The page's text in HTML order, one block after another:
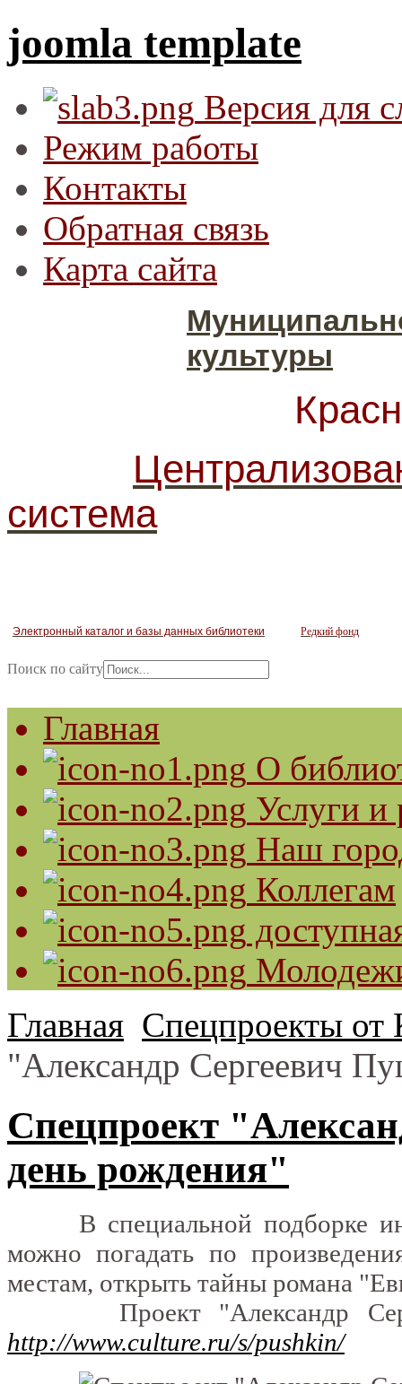
joomla template
Версия для
Режим работы
Контакты
Обратная связь
Карта сайта
культуры
система
Электронный каталог и базы данных библиотеки Редкий фонд
Поиск по сайту
Главная
О
Услуги и
Наш
Коллегам
Главная Спецпроекты от
"Александр Сергеевич
Спецпроект
день рождения"
В специальной подборке
можно погадать по
местам, открыть тайны романа
Проект "Александр
http://www.culture.ru/s/pushkin/